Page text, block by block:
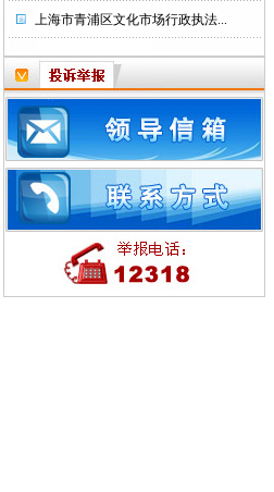
上海市青浦区文化市场行政执法...